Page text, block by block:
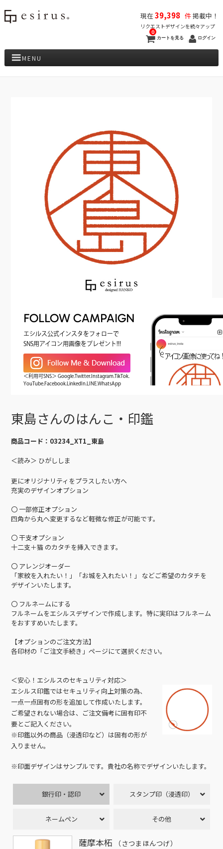
現在39,398 件掲載中！
リクエストデザインを続々アップ
カートを見る
0
ログイン
MENU
FOLLOW CAMPAIGN
エシルス公式インスタをフォローで
SNS用アイコン用画像をプレゼント!!!
＜利用可SNS＞ Google.Twitter.Instagram.TikTok.
YouTube.Facebook.LinkedIn.LINE.WhatsApp
東島さんのはんこ・印鑑
商品コード： 03234_XT1_東島
＜読み＞ ひがししま
更にオリジナリティをプラスしたい方へ
充実のデザインオプション
〇 一部修正オプション
四角から丸へ変更するなど軽微な修正が可能です。
〇 干支オプション
十二支＋猫 のカタチを挿入できます。
〇 アレンジオーダー
「家紋を入れたい！」「お城を入れたい！」 などご希望のカタチを
デザインいたします。
〇 フルネームにする
フルネームをエシルスデザインで作成します。特に実印はフルネーム
をおすすめいたします。
【オプションのご注文方法】
各印材の「ご注文手続き」ページにて選択ください。
＜安心！エシルスのセキュリティ対応＞
エシルス印鑑ではセキュリティ向上対策の為、
一点一点固有の形を追加して作成いたします。
ご希望されない場合は、ご注文備考に固有印不
要とご記入ください。
※印鑑以外の商品（浸透印など）は固有の形が
入りません。
※印面デザインはサンプルです。貴社の名称でデザインいたします。
銀行印・認印 スタンプ印（浸透印）
ネームペン その他
薩摩本柘 （さつまほんつげ）